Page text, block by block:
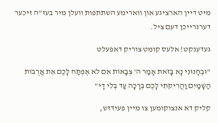
$8,000.00
מיט דיין הארציגע און ווארימע השתתפות וועלן מיר בעז"ה זיכער
דערגרייכן דעם ציל.
געדענקט! אלעס קומט צוריק דאפעלט
"וּבְחָנוּנִי נָא בָּזֹאת אָמַר ה' צְבָאוֹת אִם לֹא אֶפְתַּח לָכֶם אֵת אֲרֻבּוֹת
הַשָּׁמַיִם וַהֲרִיקֹתִי לָכֶם בְּרָכָה עַד בְּלִי דָי"
קליק דא אנצוקומען צו מיין פעידזש,